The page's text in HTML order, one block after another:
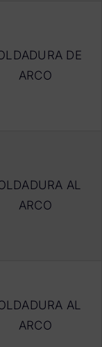
DE
ARCO
AL
ARCO
AL
ARCO